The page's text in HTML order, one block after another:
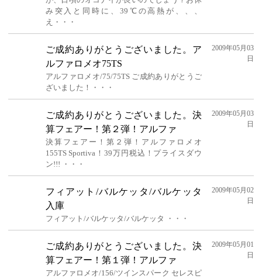
み突入と同時に、39℃の高熱が、、、
え・・・
ご成約ありがとうございました。ア
ルファロメオ75TS
アルファロメオ/75/75TS ご成約ありがとうご
ざいました！・・・
2009年05月03
日
ご成約ありがとうございました。決
算フェアー！第２弾！アルファ
決算フェアー！第２弾！アルファロメオ
155TS Sportiva！39万円税込！プライスダウ
ン!!! ・・・
2009年05月03
日
フィアット/バルケッタ/バルケッタ
入庫
フィアット/バルケッタ/バルケッタ ・・・
2009年05月02
日
ご成約ありがとうございました。決
算フェアー！第１弾！アルファ
アルファロメオ/156/ツインスパーク セレスピ
2009年05月01
日